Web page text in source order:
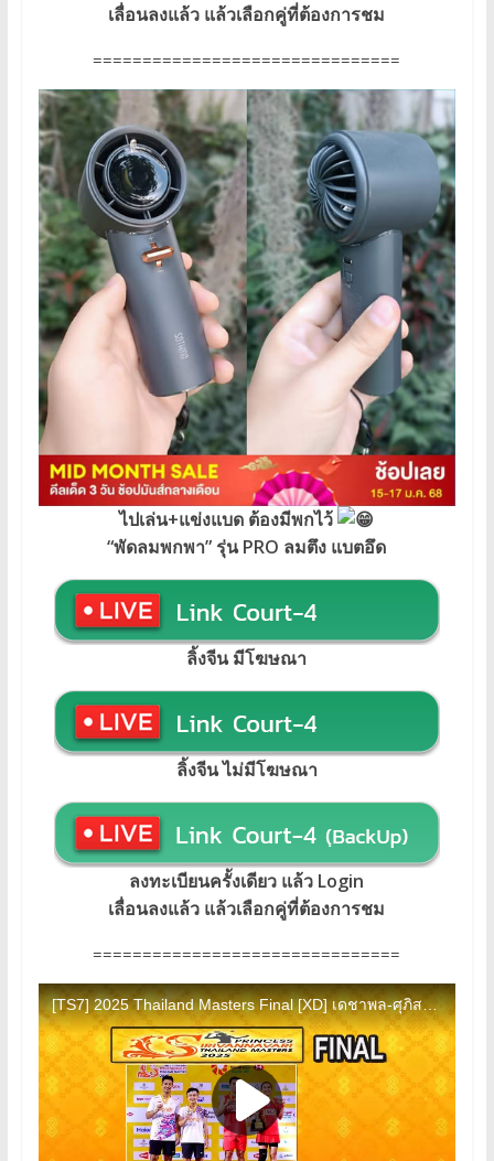
เลื่อนลงแล้ว แล้วเลือกคู่ที่ต้องการชม
===============================
ไปเล่น+แข่งแบด ต้องมีพกไว้
“พัดลมพกพา” รุ่น PRO ลมตึง แบตอึด
ลิ้งจีน มีโฆษณา
ลิ้งจีน ไม่มีโฆษณา
ลงทะเบียนครั้งเดียว แล้ว Login
เลื่อนลงแล้ว แล้วเลือกคู่ที่ต้องการชม
===============================